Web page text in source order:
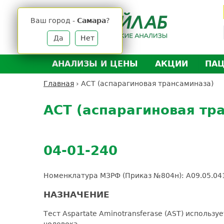
Ваш город - Самара?
Да Нет
АНАЛИЗЫ И ЦЕНЫ
Анализы и цены
Выезд на дом
Расшифровка анализов
АКЦИИ
Главная › АСТ (аспарагиновая трансаминаза)
to
top
АСТ (аспарагиновая
04-01-240
Номенклатура МЗРФ (Приказ №804н):
НАЗНАЧЕНИЕ
Тест Aspartate Aminotransferase (AST)